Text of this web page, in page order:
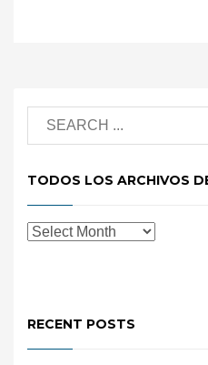
TODOS LOS ARCHIVOS
RECENT POSTS